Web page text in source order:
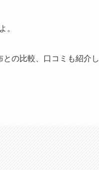
。
の比較、口コミも紹介し